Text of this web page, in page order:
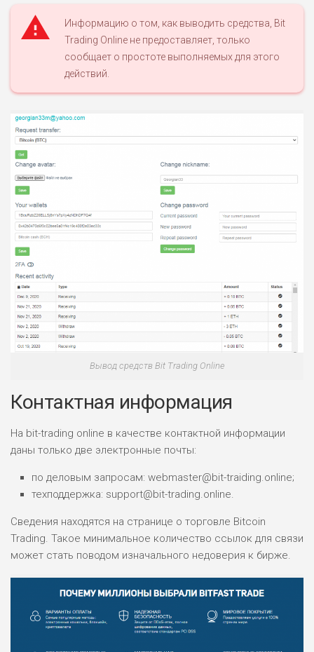
ДОХОД: ВЫСОКИЙ
БЮДЖЕТ: НИЗКИЙ
ОБЗОР
ДОХОД: НИЗКИЙ
БЮДЖЕТ: НИЗКИЙ
ОБЗОР
ПОДОЙДЕТ
ВСЕМ
РИСКИ: НИЗКИЕ
ДОХОД: СРЕДНИЙ
Информацию о том, как выводить средства, Bit
Trading Online не предоставляет, только
сообщает о простоте выполняемых для этого
действий.
Вывод средств Bit Trading Online
Контактная информация
На bit-trading online в качестве контактной информации
даны только две электронные почты:
по деловым запросам: webmaster@bit-traiding.online;
техподдержка: support@bit-trading.online.
Сведения находятся на странице о торговле Bitcoin
Trading. Такое минимальное количество ссылок для связи
может стать поводом изначального недоверия к бирже.